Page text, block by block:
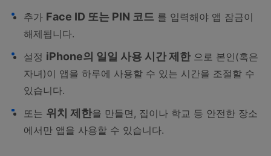
추가 Face ID 또는 PIN 코드 를 입력해야 앱 잠금이
해제됩니다.
설정 iPhone의 일일 사용 시간 제한으로 본인(혹은
자녀)이 앱을 하루에 사용할 수 있는 시간을 조절할 수
있습니다.
또는 위치 제한을 만들면, 집이나 학교 등 안전한 장소
에서만 앱을 사용할 수 있습니다.